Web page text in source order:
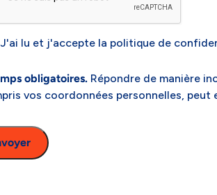
* lu et j'accepte la politique de
obligatoires.Répondre de manière
vos coordonnées personnelles,